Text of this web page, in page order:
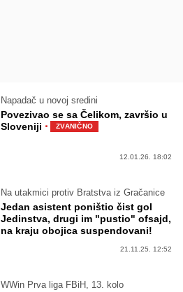
Napadač u novoj sredini
Povezivao se sa Čelikom, završio u
Sloveniji · ZVANIČNO
12.01.26. 18:02
Na utakmici protiv Bratstva iz Gračanice
Jedan asistent poništio čist gol
Jedinstva, drugi im "pustio" ofsajd,
na kraju obojica suspendovani!
21.11.25. 12:52
WWin Prva liga FBiH, 13. kolo